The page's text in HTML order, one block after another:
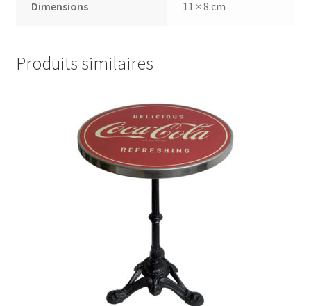
Dimensions 11 × 8 cm
Produits similaires